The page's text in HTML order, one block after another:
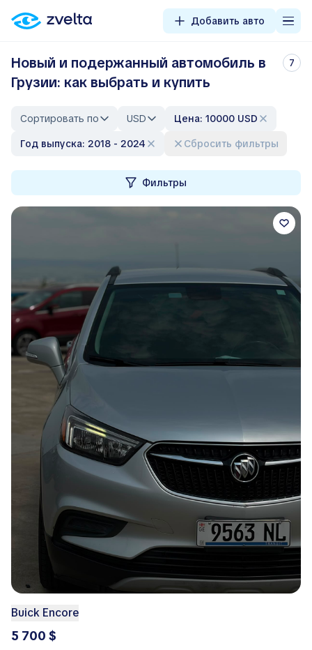
Добавить авто
Новый и подержанный автомобиль в
Грузии: как выбрать и купить
7
Сортировать по USD
Цена: 10000 USD
Год выпуска: 2018 - 2024
Сбросить фильтры
Фильтры
Buick Encore
5 700 $